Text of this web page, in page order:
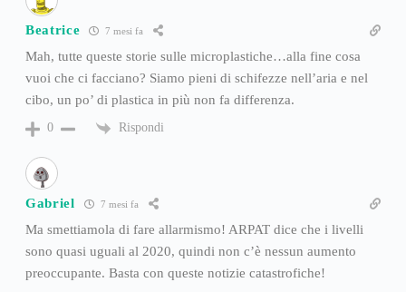
Beatrice 7 mesi fa
Mah, tutte queste storie sulle microplastiche…alla fine cosa
vuoi che ci facciano? Siamo pieni di schifezze nell’aria e nel
cibo, un po’ di plastica in più non fa differenza.
0 Rispondi
Gabriel 7 mesi fa
Ma smettiamola di fare allarmismo! ARPAT dice che i livelli
sono quasi uguali al 2020, quindi non c’è nessun aumento
preoccupante. Basta con queste notizie catastrofiche!